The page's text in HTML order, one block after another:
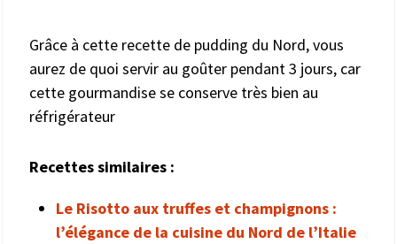
Grâce à cette recette de pudding du Nord, vous
aurez de quoi servir au goûter pendant 3 jours, car
cette gourmandise se conserve très bien au
réfrigérateur
Recettes similaires :
Le Risotto aux truffes et champignons :
l’élégance de la cuisine du Nord de l’Italie